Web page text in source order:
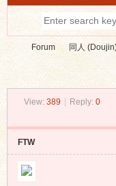
Forum
›
同人
View: 389 Reply: 0
FTW